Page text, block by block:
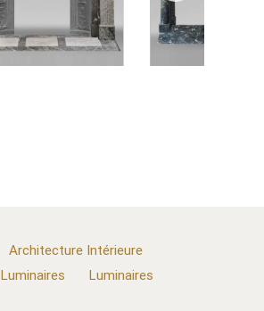
Architecture Intérieure
Luminaires
Luminaires